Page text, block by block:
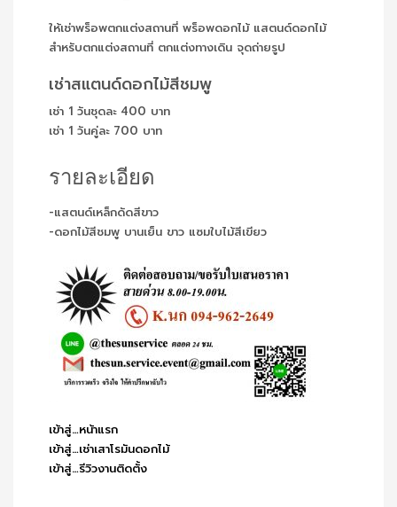
ให้เช่าพร็อพตกแต่งสถานที่ พร็อพดอกไม้ แสตนด์ดอกไม้
สำหรับตกแต่งสถานที่ ตกแต่งทางเดิน จุดถ่ายรูป
เช่าสแตนด์ดอกไม้สีชมพู
เช่า 1 วันชุดละ 400 บาท
เช่า 1 วันคู่ละ 700 บาท
รายละเอียด
-แสตนด์เหล็กดัดสีขาว
-ดอกไม้สีชมพู บานเย็น ขาว แซมใบไม้สีเขียว
เข้าสู่…หน้าแรก
เข้าสู่…เช่าเสาโรมันดอกไม้
เข้าสู่…รีวิวงานติดตั้ง